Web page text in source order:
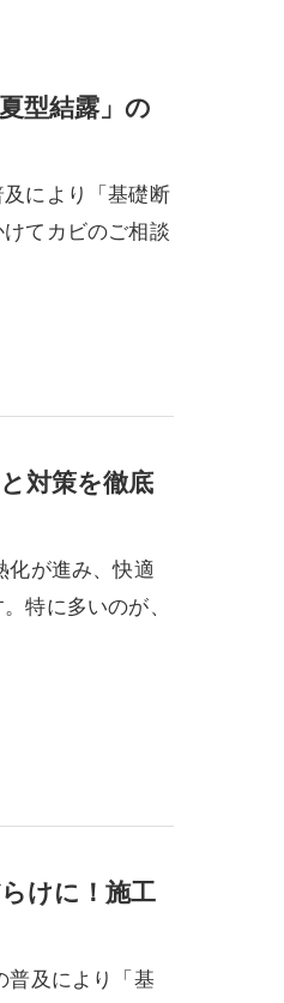
型結露」の
により「基礎断
てカビのご相談
対策を徹底
化が進み、快適
特に多いのが、
けに！施工
普及により「基